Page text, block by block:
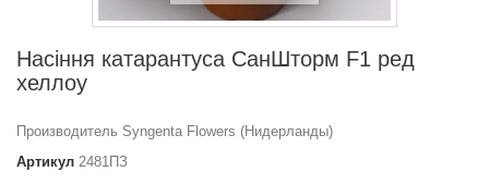
Насіння катарантуса СанШторм F1 ред
хеллоу
Производитель Syngenta Flowers (Нидерланды)
Артикул 2481ПЗ